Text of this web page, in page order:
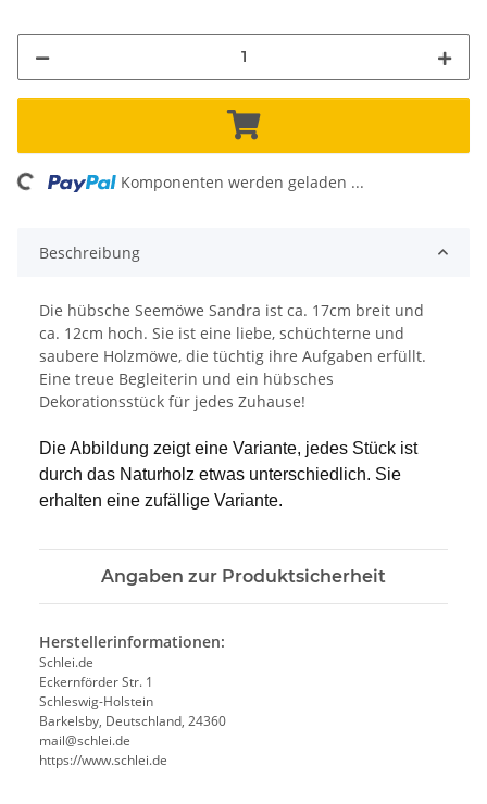
Komponenten werden geladen ...
Beschreibung
Die hübsche Seemöwe Sandra ist ca. 17cm breit und
ca. 12cm hoch. Sie ist eine liebe, schüchterne und
saubere Holzmöwe, die tüchtig ihre Aufgaben erfüllt.
Eine treue Begleiterin und ein hübsches
Dekorationsstück für jedes Zuhause!
Die Abbildung zeigt eine Variante, jedes Stück ist
durch das Naturholz etwas unterschiedlich. Sie
erhalten eine zufällige Variante.
Angaben zur Produktsicherheit
Herstellerinformationen:
Schlei.de
Eckernförder Str. 1
Schleswig-Holstein
Barkelsby, Deutschland, 24360
mail@schlei.de
https://www.schlei.de